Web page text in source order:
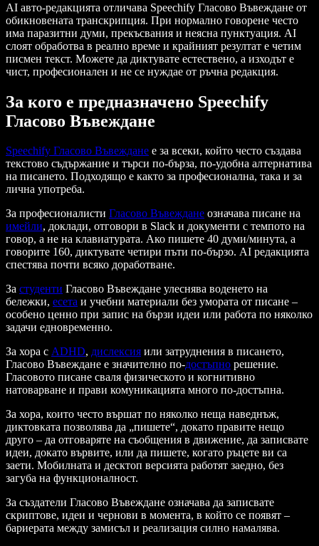
AI авто-редакцията отличава Speechify Гласово Въвеждане от
обикновената транскрипция. При нормално говорене често
има паразитни думи, прекъсвания и неясна пунктуация. AI
слоят обработва в реално време и крайният резултат е четим
писмен текст. Можете да диктувате естествено, а изходът е
чист, професионален и не се нуждае от ръчна редакция.
За кого е предназначено Speechify
Гласово Въвеждане
Speechify Гласово Въвеждане е за всеки, който често създава
текстово съдържание и търси по-бърза, по-удобна алтернатива
на писането. Подходящо е както за професионална, така и за
лична употреба.
За професионалисти Гласово Въвеждане означава писане на
имейли, доклади, отговори в Slack и документи с темпото на
говор, а не на клавиатурата. Ако пишете 40 думи/минута, а
говорите 160, диктувате четири пъти по-бързо. AI редакцията
спестява почти всяко доработване.
За студенти Гласово Въвеждане улеснява воденето на
бележки, есета и учебни материали без умората от писане –
особено ценно при запис на бързи идеи или работа по няколко
задачи едновременно.
За хора с ADHD, дислексия или затруднения в писането,
Гласово Въвеждане е значително по-достъпно решение.
Гласовото писане сваля физическото и когнитивно
натоварване и прави комуникацията много по-достъпна.
За хора, които често вършат по няколко неща наведнъж,
диктовката позволява да „пишете“, докато правите нещо
друго – да отговаряте на съобщения в движение, да записвате
идеи, докато вървите, или да пишете, когато ръцете ви са
заети. Мобилната и десктоп версията работят заедно, без
загуба на функционалност.
За създатели Гласово Въвеждане означава да записвате
скриптове, идеи и чернови в момента, в който се появят –
бариерата между замисъл и реализация силно намалява.